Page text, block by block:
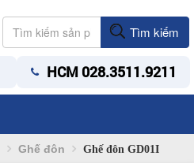
Tìm kiếm
HCM 028.3511.9211
Ghế đôn Ghế đôn GD01I